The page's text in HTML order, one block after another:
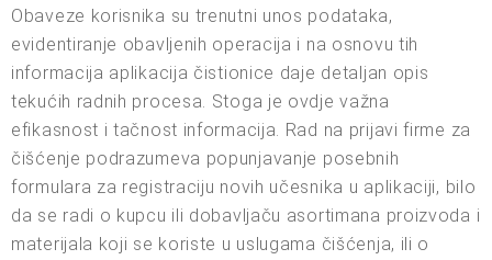
Obaveze korisnika su trenutni unos podataka,
evidentiranje obavljenih operacija i na osnovu tih
informacija aplikacija čistionice daje detaljan opis
tekućih radnih procesa. Stoga je ovdje važna
efikasnost i tačnost informacija. Rad na prijavi firme za
čišćenje podrazumeva popunjavanje posebnih
formulara za registraciju novih učesnika u aplikaciji, bilo
da se radi o kupcu ili dobavljaču asortimana proizvoda i
materijala koji se koriste u uslugama čišćenja, ili o